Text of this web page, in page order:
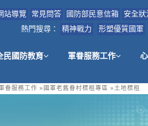
站導覽 常見問答 國防部民意信箱 安全狀
熱門搜尋：
精神戰力 形塑優質國軍
民國防教育 軍眷服務工作
眷服務工作 » 國軍老舊眷村標租專區 » 土地標租